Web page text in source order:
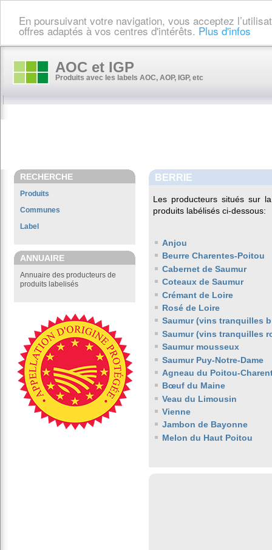
En poursuivant votre navigation, vous acceptez
offres adaptés à vos centres d'intérêts. Plus d'infos
AOC et IGP
Produits avec les labels AOC, AOP, IGP, etc
RECHERCHE
Produits
Communes
Label
ANNUAIRE
Annuaire des producteurs de
produits labelisés
BERRIE
Les producteurs situés sur
produits labélisés ci-dessous:
Anjou
Beurre Charentes-Poitou
Cabernet de Saumur
Coteaux de Saumur
Crémant de Loire
Rosé de Loire
Saumur (vins tranquilles
Saumur (vins tranquilles
Saumur mousseux
Saumur Puy-Notre-Dame
Agneau du Poitou-
Bœuf du Maine
Veau du Limousin
Vienne
Jambon de Bayonne
Melon du Haut Poitou